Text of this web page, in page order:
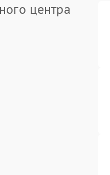
центра